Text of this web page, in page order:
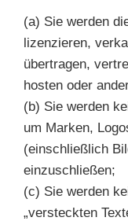
(a) Sie werden
lizenzieren,
übertragen,
hosten oder
(b) Sie werden
um Marken,
(einschließlich
einzuschließen;
(c) Sie werden
„versteckten